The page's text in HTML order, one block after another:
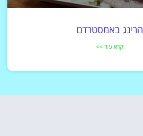
הרינג באמסטרדם
קרא עוד >>